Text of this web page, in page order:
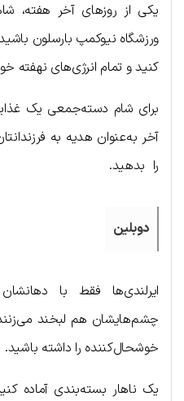
یکی از روزهای آخر هفته،
ورزشگاه نیوکمپ بارسلون
کنید و تمام انرژی‌های نهفته
برای شام‌ دسته‌جمعی یک
آخر به‌عنوان هدیه به
را بدهید.
دوبلین
ایرلندی‌ها فقط با
چشم‌هایشان هم لبخند
خوشحال‌کننده را داشته باشید.
یک ناهار بسته‌بندی آماده